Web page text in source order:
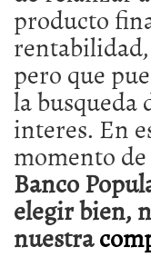
producto
pero que
la busqueda
interes. En
momento
Banco
elegir bien,
nuestra